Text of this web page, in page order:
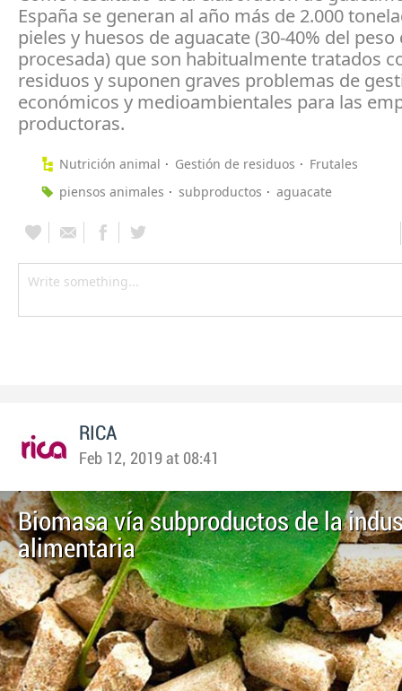
España se generan al año más de 2.000
pieles y huesos de aguacate (30-40% del
procesada) que son habitualmente tratados
residuos y suponen graves problemas de
económicos y medioambientales para las
productoras.
Nutrición animal Gestión de residuos
Frutales
piensos animales
subproductos aguacate
RICA
Feb 12, 2019 at 08:41
Biomasa vía subproductos de la
alimentaria